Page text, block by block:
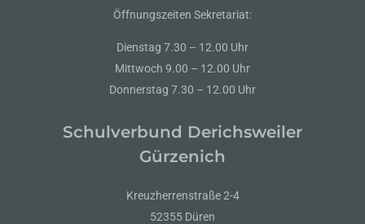
Öffnungszeiten Sekretariat:
Dienstag 7.30 – 12.00 Uhr
Mittwoch 9.00 – 12.00 Uhr
Donnerstag 7.30 – 12.00 Uhr
Schulverbund Derichsweiler
Gürzenich
Kreuzherrenstraße 2-4
52355 Düren